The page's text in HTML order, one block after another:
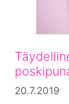
20.7.2019